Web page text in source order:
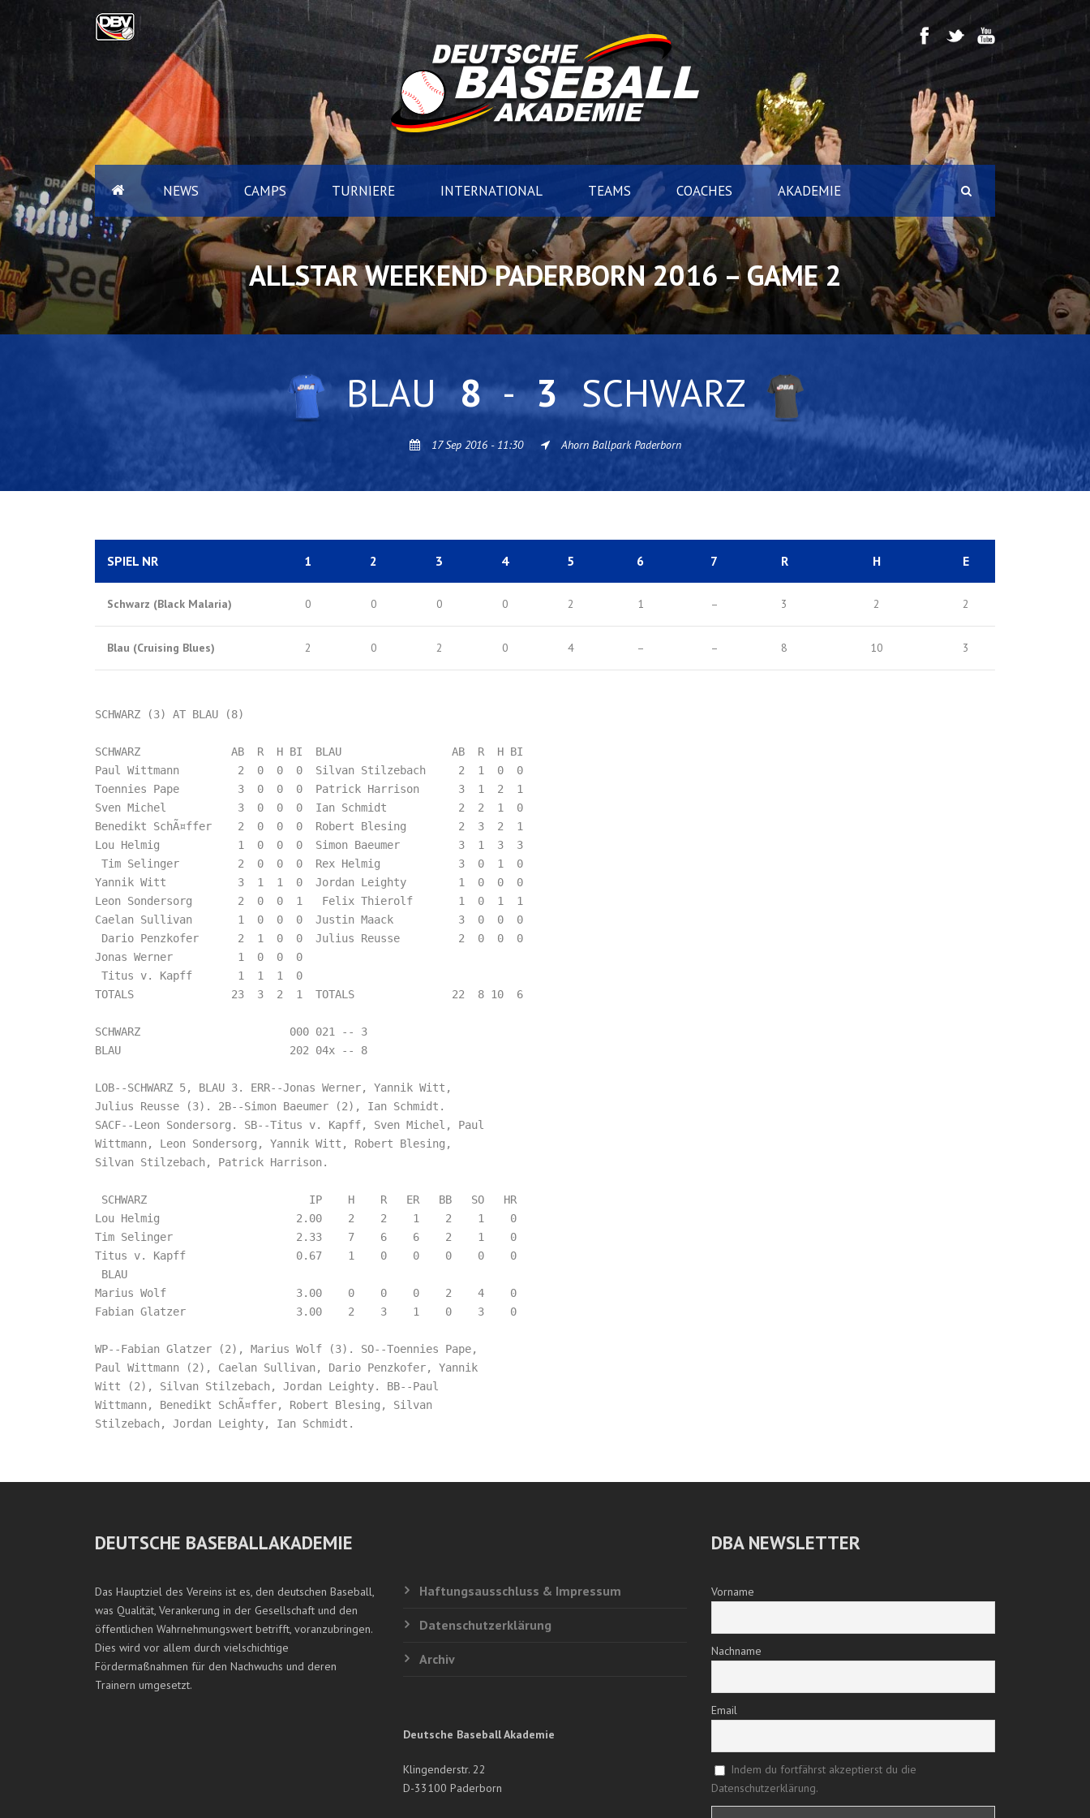
NEWS CAMPS TURNIERE INTERNATIONAL TEAMS COACHES AKADEMIE
ALLSTAR WEEKEND PADERBORN 2016 – GAME 2
BLAU 8 - 3 SCHWARZ
17 Sep 2016 - 11:30 Ahorn Ballpark Paderborn
SPIEL NR 1 2 3 4 5 6 7 R H E
Schwarz (Black Malaria) 0 0 0 0 2 1 – 3 2 2
Blau (Cruising Blues) 2 0 2 0 4 – – 8 10 3
SCHWARZ (3) AT BLAU (8)
SCHWARZ              AB  R  H BI  BLAU                 AB  R  H BI
Paul Wittmann         2  0  0  0  Silvan Stilzebach     2  1  0  0
Toennies Pape         3  0  0  0  Patrick Harrison      3  1  2  1
Sven Michel           3  0  0  0  Ian Schmidt           2  2  1  0
Benedikt SchÃ¤ffer    2  0  0  0  Robert Blesing        2  3  2  1
Lou Helmig            1  0  0  0  Simon Baeumer         3  1  3  3
Tim Selinger         2  0  0  0  Rex Helmig            3  0  1  0
Yannik Witt           3  1  1  0  Jordan Leighty        1  0  0  0
Leon Sondersorg       2  0  0  1   Felix Thierolf       1  0  1  1
Caelan Sullivan       1  0  0  0  Justin Maack          3  0  0  0
Dario Penzkofer      2  1  0  0  Julius Reusse         2  0  0  0
Jonas Werner          1  0  0  0
Titus v. Kapff       1  1  1  0
TOTALS               23  3  2  1  TOTALS               22  8 10  6
SCHWARZ                       000 021 -- 3
BLAU                          202 04x -- 8
LOB--SCHWARZ 5, BLAU 3. ERR--Jonas Werner, Yannik Witt,
Julius Reusse (3). 2B--Simon Baeumer (2), Ian Schmidt.
SACF--Leon Sondersorg. SB--Titus v. Kapff, Sven Michel, Paul
Wittmann, Leon Sondersorg, Yannik Witt, Robert Blesing,
Silvan Stilzebach, Patrick Harrison.
SCHWARZ                         IP    H    R   ER   BB   SO   HR
Lou Helmig                     2.00    2    2    1    2    1    0
Tim Selinger                   2.33    7    6    6    2    1    0
Titus v. Kapff                 0.67    1    0    0    0    0    0
BLAU
Marius Wolf                    3.00    0    0    0    2    4    0
Fabian Glatzer                 3.00    2    3    1    0    3    0
WP--Fabian Glatzer (2), Marius Wolf (3). SO--Toennies Pape,
Paul Wittmann (2), Caelan Sullivan, Dario Penzkofer, Yannik
Witt (2), Silvan Stilzebach, Jordan Leighty. BB--Paul
Wittmann, Benedikt SchÃ¤ffer, Robert Blesing, Silvan
DEUTSCHE BASEBALLAKADEMIE
Das Hauptziel des Vereins ist es, den deutschen Baseball,
was Qualität, Verankerung in der Gesellschaft und den
öffentlichen Wahrnehmungswert betrifft, voranzubringen.
Dies wird vor allem durch vielschichtige
Fördermaßnahmen für den Nachwuchs und deren
Trainern umgesetzt.
Haftungsausschluss & Impressum
Datenschutzerklärung
Archiv
Deutsche Baseball Akademie
Klingenderstr. 22
D-33100 Paderborn
DBA NEWSLETTER
Vorname
Nachname
Email
Indem du fortfährst akzeptierst du die
Datenschutzerklärung.